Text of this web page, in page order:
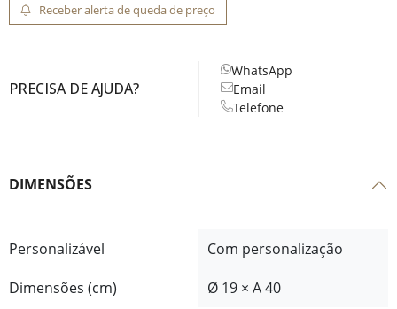
Receber alerta de queda de preço
PRECISA DE AJUDA?
WhatsApp
Email
Telefone
DIMENSÕES
Personalizável
Com personalização
Dimensões (cm)
Ø 19 × A 40